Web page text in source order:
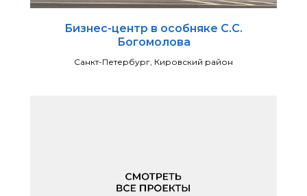
Бизнес-центр в особняке С.С.
Богомолова
Санкт-Петербург, Кировский район